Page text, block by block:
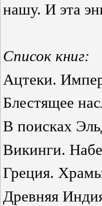
нашу. И эта
Список книг:
Ацтеки.
Блестящее
В поисках
Викинги.
Греция.
Древняя